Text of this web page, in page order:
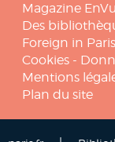
Magazine
Des
Foreign in
Cookies -
Mentions
Plan du site